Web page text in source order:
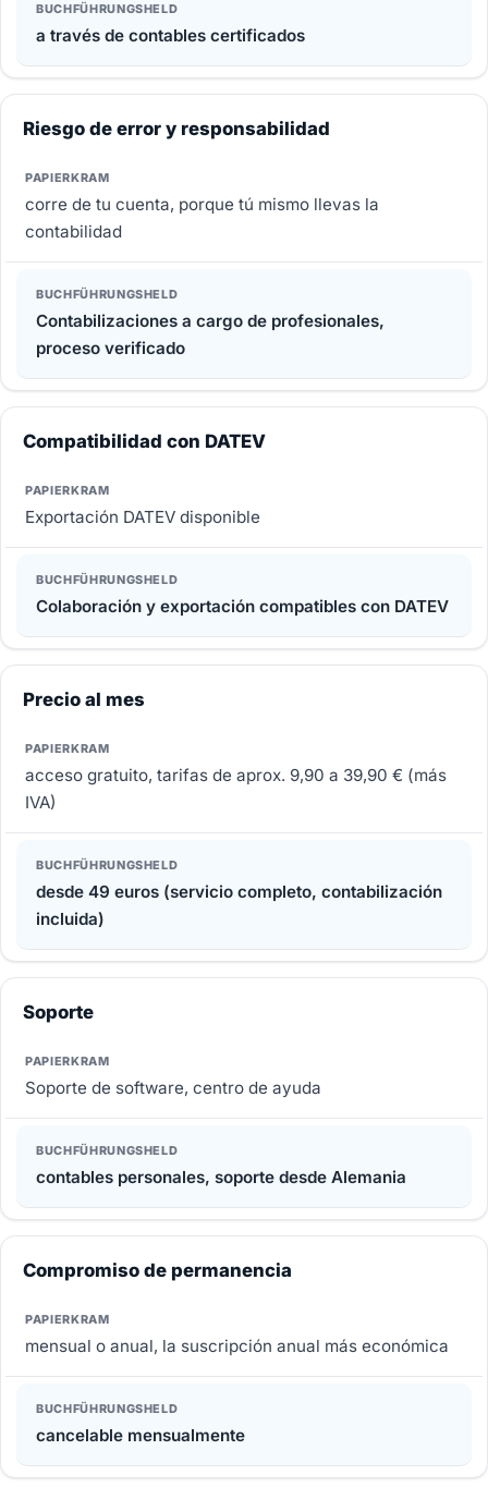
a través de contables certificados
Riesgo de error y responsabilidad
corre de tu cuenta, porque tú mismo llevas la
contabilidad
Contabilizaciones a cargo de profesionales,
proceso verificado
Compatibilidad con DATEV
Exportación DATEV disponible
Colaboración y exportación compatibles con DATEV
Precio al mes
acceso gratuito, tarifas de aprox. 9,90 a 39,90 € (más
IVA)
desde 49 euros (servicio completo, contabilización
incluida)
Soporte
Soporte de software, centro de ayuda
contables personales, soporte desde Alemania
Compromiso de permanencia
mensual o anual, la suscripción anual más económica
cancelable mensualmente